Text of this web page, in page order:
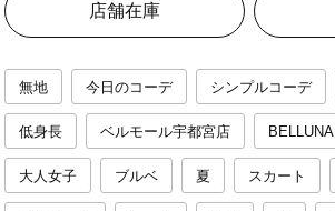
店舗在庫
無地 今日のコーデ シンプルコーデ
低身長 ベルモール宇都宮店 BELLUNA
大人女子 ブルベ 夏 スカート